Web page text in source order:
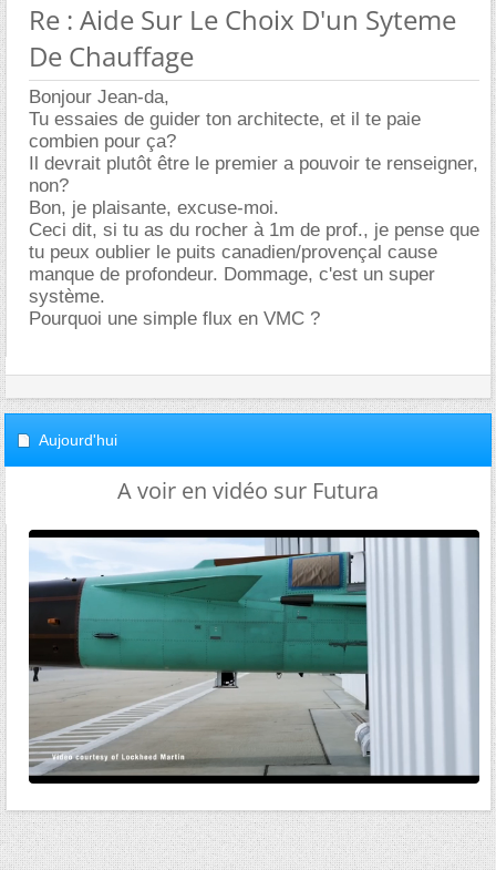
Re : Aide Sur Le Choix D'un Syteme
De Chauffage
Bonjour Jean-da,
Tu essaies de guider ton architecte, et il te paie
combien pour ça?
Il devrait plutôt être le premier a pouvoir te renseigner,
non?
Bon, je plaisante, excuse-moi.
Ceci dit, si tu as du rocher à 1m de prof., je pense que
tu peux oublier le puits canadien/provençal cause
manque de profondeur. Dommage, c'est un super
système.
Pourquoi une simple flux en VMC ?
Aujourd'hui
A voir en vidéo sur Futura